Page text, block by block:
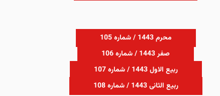
محرم 1443 / شماره 105
صفر 1443 / شماره 106
ربیع الاول 1443 / شماره 107
ربیع الثانی 1443 / شماره 108